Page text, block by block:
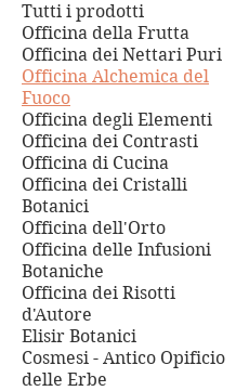
Tutti i prodotti
Officina della Frutta
Officina dei Nettari Puri
Officina Alchemica del
Fuoco
Officina degli Elementi
Officina dei Contrasti
Officina di Cucina
Officina dei Cristalli
Botanici
Officina dell'Orto
Officina delle Infusioni
Botaniche
Officina dei Risotti
d'Autore
Elisir Botanici
Cosmesi - Antico Opificio
delle Erbe